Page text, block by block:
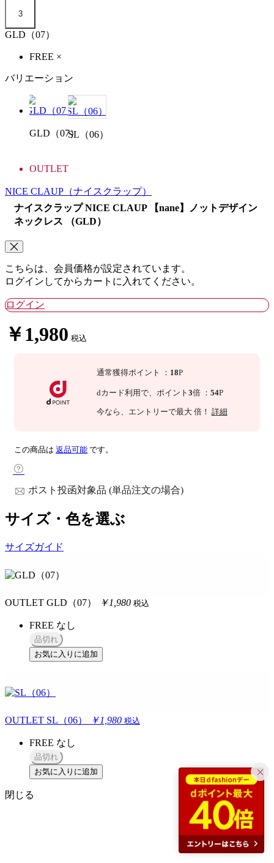
3
GLD（07）
FREE ×
バリエーション
GLD（07）SL（06）
OUTLET
NICE CLAUP （ナイスクラップ）
ナイスクラップ NICE CLAUP 【nane】ノットデザイン
ネックレス （GLD）
こちらは、会員価格が設定されています。
ログインしてからカートに入れてください。
ログイン
￥1,980 税込
通常獲得ポイント ： 18P
dカード利用で、 ポイント 3倍 ： 54P
今なら 、エントリーで最大 倍！ 詳細
この商品は 返品可能 です。
ポスト投函対象品 (単品注文の場合)
サイズ・色を選ぶ
サイズガイド
OUTLET GLD（07） ￥1,980 税込
FREE なし
品切れ
お気に入りに追加
OUTLET SL（06） ￥1,980 税込
FREE なし
品切れ
お気に入りに追加
閉じる